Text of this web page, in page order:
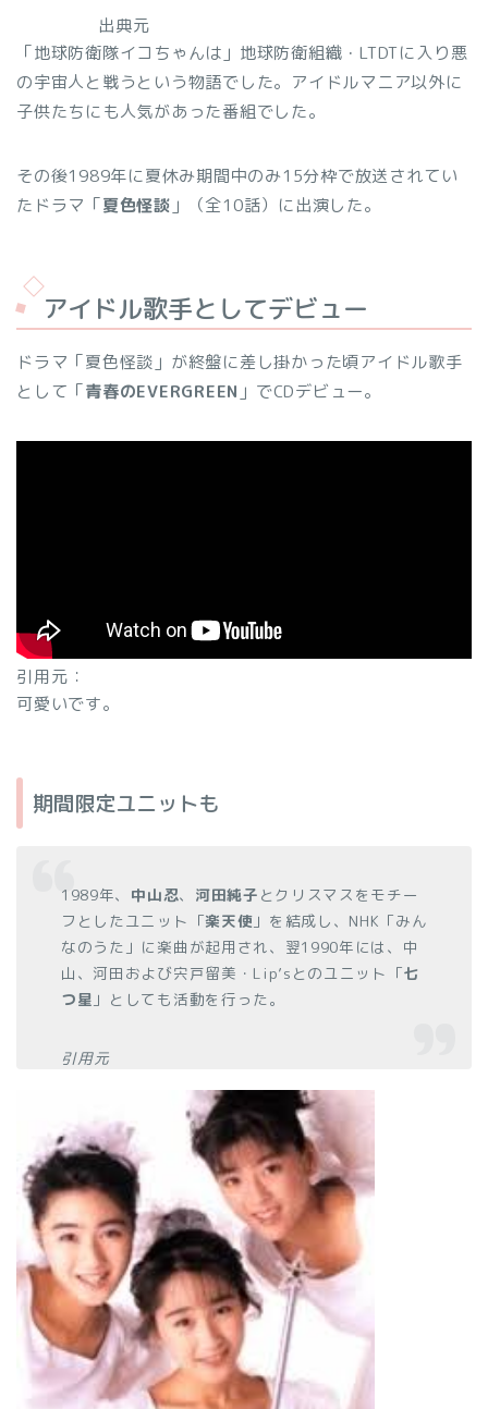
出典元
「地球防衛隊イコちゃんは」地球防衛組織・LTDTに入り悪
の宇宙人と戦うという物語でした。アイドルマニア以外に
子供たちにも人気があった番組でした。
その後1989年に夏休み期間中のみ15分枠で放送されてい
たドラマ「夏色怪談 」（全10話）に出演した。
アイドル歌手としてデビュー
ドラマ「夏色怪談」が終盤に差し掛かった頃アイドル歌手
として「青春のEVERGREEN 」でCDデビュー。
引用元：
可愛いです。
期間限定ユニットも
1989年、 中山忍、 河田純子 とクリスマスをモチー
フとしたユニット「楽天使 」を結成し、NHK「みん
なのうた」に楽曲が起用され、翌1990年には、中
山、河田および宍戸留美・Lip’sとのユニット「七
つ星 」としても活動を行った。
引用元